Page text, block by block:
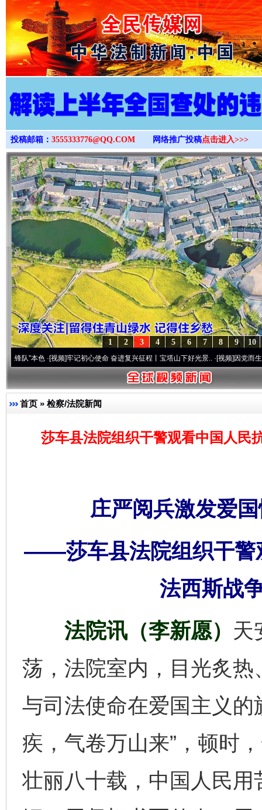
>
投稿邮箱： 3555333776@QQ.COM 网络推广投稿点击进入>>>
10
9
8
7
6
5
4
3
2
1
·[视频]牢记初心使命 奋进复兴征程丨宝塔山下好光景..·[视频]因党而生 为党而战
首页 » 检察/法院新闻
莎车县法院组织干警观看中国人民
庄严阅兵激发爱
——莎车县法院组织干警
法西斯战
法院讯（李新愿） 天
荡，法院室内，目光炙
与司法使命在爱国主义的
疾，气卷万山来”，顿时
壮丽八十载，中国人民